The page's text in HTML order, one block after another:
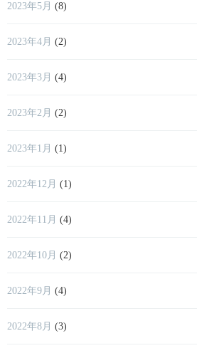
2023年5月 (8)
2023年4月 (2)
2023年3月 (4)
2023年2月 (2)
2023年1月 (1)
2022年12月 (1)
2022年11月 (4)
2022年10月 (2)
2022年9月 (4)
2022年8月 (3)